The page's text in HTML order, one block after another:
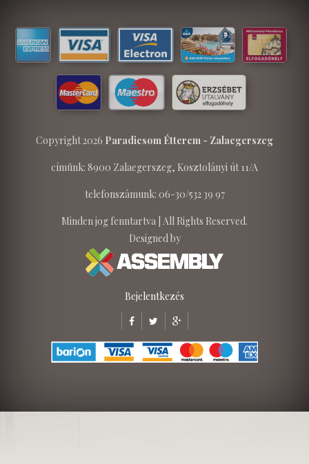
Copyright 2026 Paradicsom Étterem - Zalaegerszeg
címünk: 8900 Zalaegerszeg, Kosztolányi út 11/A
telefonszámunk: 06-30/532 39 97
Minden jog fenntartva | All Rights Reserved.
Designed by
Bejelentkezés